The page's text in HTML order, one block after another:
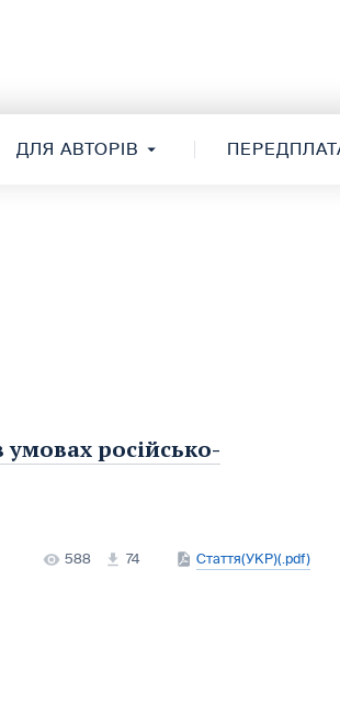
ДЛЯ АВТОРІВ
умовах російсько-
588 74 Стаття(УКР)(.pdf)